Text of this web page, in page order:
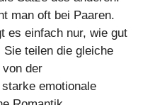
man oft bei Paaren.
es einfach nur, wie gut
teilen die gleiche
der
emotionale